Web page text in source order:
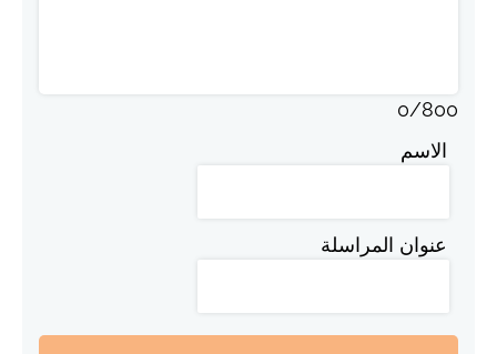
0/800
الاسم
عنوان المراسلة